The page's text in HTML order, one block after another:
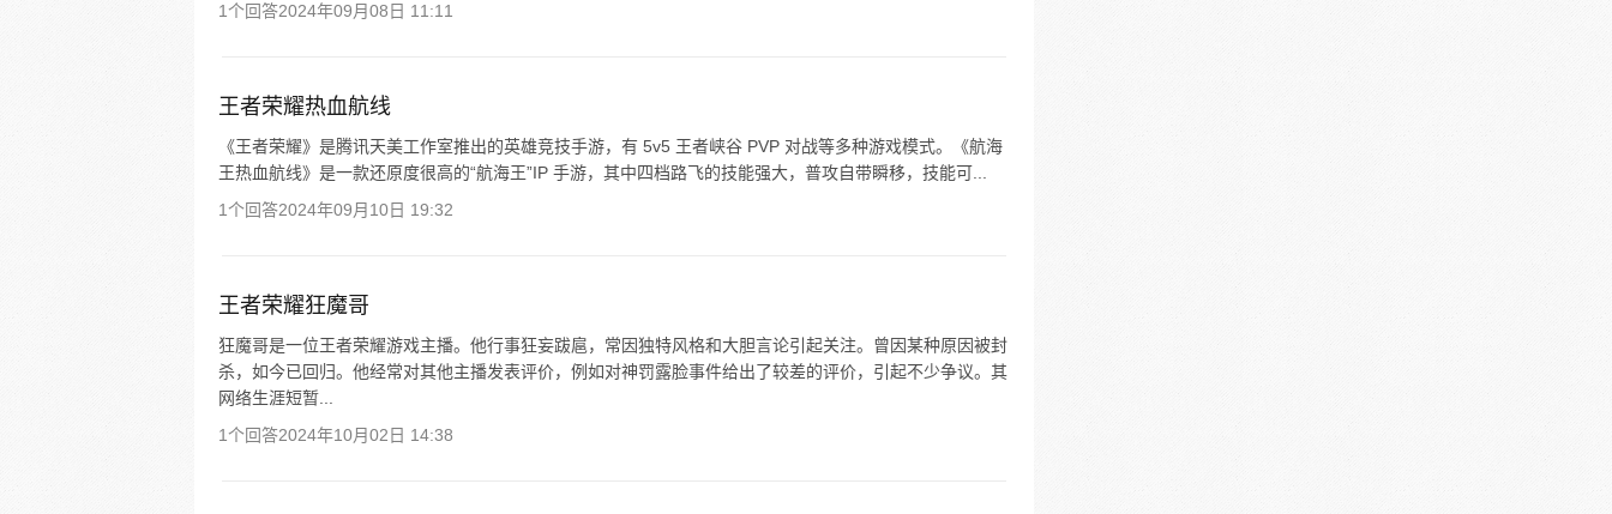
1个回答2024年09月08日 11:11
王者荣耀热血航线
《王者荣耀》是腾讯天美工作室推出的英雄竞技手游，有 5v5 王者峡谷 PVP 对战等多种游戏模式。《航海
王热血航线》是一款还原度很高的“航海王”IP 手游，其中四档路飞的技能强大，普攻自带瞬移，技能可...
1个回答2024年09月10日 19:32
王者荣耀狂魔哥
狂魔哥是一位王者荣耀游戏主播。他行事狂妄跋扈，常因独特风格和大胆言论引起关注。曾因某种原因被封
杀，如今已回归。他经常对其他主播发表评价，例如对神罚露脸事件给出了较差的评价，引起不少争议。其
网络生涯短暂...
1个回答2024年10月02日 14:38